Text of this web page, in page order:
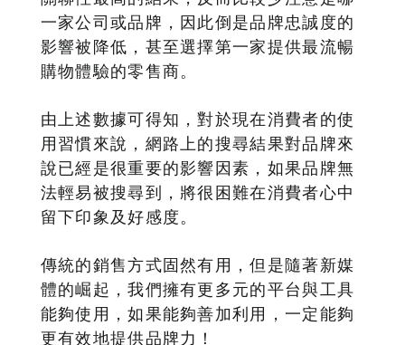
一家公司或品牌，因此倒是品牌忠誠度的
影響被降低，甚至選擇第一家提供最流暢
購物體驗的零售商。
由上述數據可得知，對於現在消費者的使
用習慣來說，網路上的搜尋結果對品牌來
說已經是很重要的影響因素，如果品牌無
法輕易被搜尋到，將很困難在消費者心中
留下印象及好感度。
傳統的銷售方式固然有用，但是隨著新媒
體的崛起，我們擁有更多元的平台與工具
能夠使用，如果能夠善加利用，一定能夠
更有效地提供品牌力！